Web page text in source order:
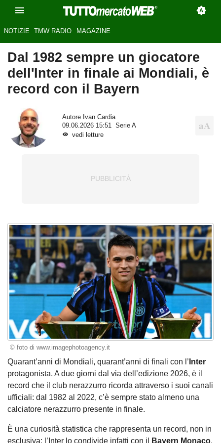
NOTIZIE TMW RADIO MAGAZINE
Dal 1982 sempre un giocatore
dell'Inter in finale ai Mondiali, è
record con il Bayern
Autore Ivan Cardia
09.06.2026 15:51
Serie A
vedi letture
© foto di www.imagephotoagency.it
Quarant’anni di Mondiali, quarant’anni di finali con l’ Inter
protagonista. A due giorni dal via dell’edizione 2026, è il
record che il club nerazzurro ricorda attraverso i suoi canali
ufficiali: dal 1982 al 2022, c’è sempre stato almeno una
calciatore nerazzurro presente in finale.
È una curiosità statistica che rappresenta un record, non in
esclusiva: l’Inter lo condivide infatti con il
Bayern Monaco,